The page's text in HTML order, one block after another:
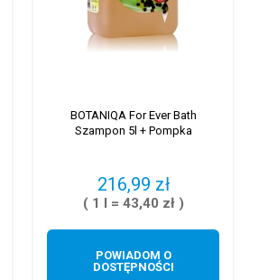
BOTANIQA For Ever Bath
Szampon 5l + Pompka
216,99 zł
( 1 l = 43,40 zł )
POWIADOM O
DOSTĘPNOŚCI